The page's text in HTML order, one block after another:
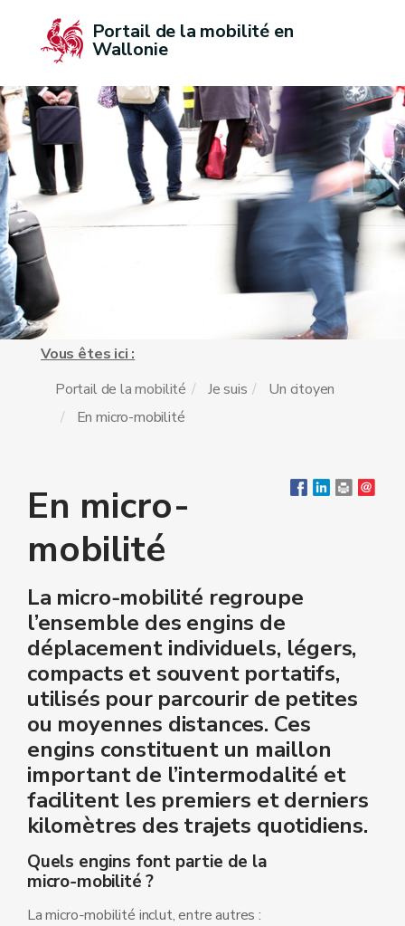
Portail de la mobilité en
Wallonie
Vous êtes ici :
Portail de la mobilité
Je suis
Un citoyen
En micro-mobilité
En micro-
mobilité
La micro‑mobilité regroupe
l’ensemble des engins de
déplacement individuels, légers,
compacts et souvent portatifs,
utilisés pour parcourir de petites
ou moyennes distances. Ces
engins constituent un maillon
important de l’intermodalité et
facilitent les premiers et derniers
kilomètres des trajets quotidiens.
Quels engins font partie de la
micro‑mobilité ?
La micro‑mobilité inclut, entre autres :